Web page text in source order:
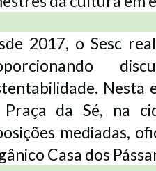
2017, o Sesc
Nesta
Praça da Sé, na
mediadas,
Casa dos